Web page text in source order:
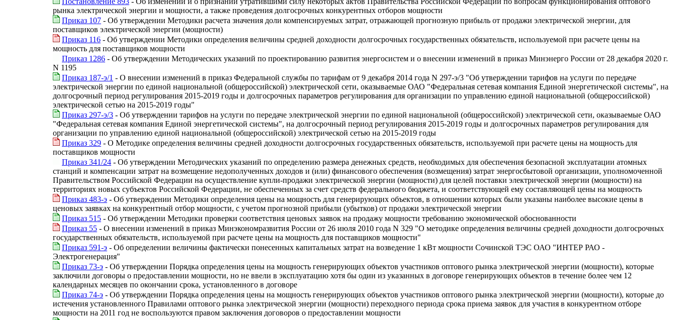
рынка электрической энергии и мощности, а также проведения долгосрочных конкурентных отборов мощности
Приказ 107 - Об утверждении Методики расчета значения доли компенсируемых затрат, отражающей прогнозную прибыль от продажи электрической энергии, для
поставщиков электрической энергии (мощности)
Приказ 116 - Об утверждении Методики определения величины средней доходности долгосрочных государственных обязательств, используемой при расчете цены на
мощность для поставщиков мощности
Приказ 1286 - Об утверждении Методических указаний по проектированию развития энергосистем и о внесении изменений в приказ Минэнерго России от 28 декабря 2020 г.
N 1195
Приказ 187-э/1 - О внесении изменений в приказ Федеральной службы по тарифам от 9 декабря 2014 года N 297-э/3 "Об утверждении тарифов на услуги по передаче
электрической энергии по единой национальной (общероссийской) электрической сети, оказываемые ОАО "Федеральная сетевая компания Единой энергетической системы", на
долгосрочный период регулирования 2015-2019 годы и долгосрочных параметров регулирования для организации по управлению единой национальной (общероссийской)
электрической сетью на 2015-2019 годы"
Приказ 297-э/3 - Об утверждении тарифов на услуги по передаче электрической энергии по единой национальной (общероссийской) электрической сети, оказываемые ОАО
"Федеральная сетевая компания Единой энергетической системы", на долгосрочный период регулирования 2015-2019 годы и долгосрочных параметров регулирования для
организации по управлению единой национальной (общероссийской) электрической сетью на 2015-2019 годы
Приказ 329 - О Методике определения величины средней доходности долгосрочных государственных обязательств, используемой при расчете цены на мощность для
поставщиков мощности
Приказ 341/24 - Об утверждении Методических указаний по определению размера денежных средств, необходимых для обеспечения безопасной эксплуатации атомных
станций и компенсации затрат на возмещение недополученных доходов и (или) финансового обеспечения (возмещения) затрат энергосбытовой организации, уполномоченной
Правительством Российской Федерации на осуществление купли-продажи электрической энергии (мощности) для целей поставки электрической энергии (мощности) на
территориях новых субъектов Российской Федерации, не обеспеченных за счет средств федерального бюджета, и соответствующей ему составляющей цены на мощность
Приказ 483-э - Об утверждении Методики определения цены на мощность для генерирующих объектов, в отношении которых были указаны наиболее высокие цены в
ценовых заявках на конкурентный отбор мощности, с учетом прогнозной прибыли (убытков) от продажи электрической энергии
Приказ 515 - Об утверждении Методики проверки соответствия ценовых заявок на продажу мощности требованию экономической обоснованности
Приказ 55 - О внесении изменений в приказ Минэкономразвития России от 26 июля 2010 года N 329 "О методике определения величины средней доходности долгосрочных
государственных обязательств, используемой при расчете цены на мощность для поставщиков мощности"
Приказ 591-э - Об определении величины фактически понесенных капитальных затрат на возведение 1 кВт мощности Сочинской ТЭС ОАО "ИНТЕР РАО -
Электрогенерация"
Приказ 73-э - Об утверждении Порядка определения цены на мощность генерирующих объектов участников оптового рынка электрической энергии (мощности), которые
заключили договоры о предоставлении мощности, но не ввели в эксплуатацию хотя бы один из указанных в договоре генерирующих объектов в течение более чем 12
календарных месяцев по окончании срока, установленного в договоре
Приказ 74-э - Об утверждении Порядка определения цены на мощность генерирующих объектов участников оптового рынка электрической энергии (мощности), которые до
истечения установленного Правилами оптового рынка электрической энергии (мощности) переходного периода срока приема заявок для участия в конкурентном отборе
мощности на 2011 год не воспользуются правом заключения договоров о предоставлении мощности